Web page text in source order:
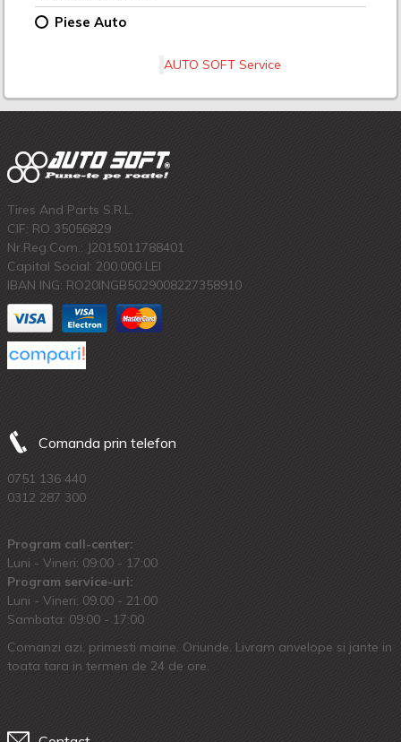
Piese Auto
AUTO SOFT Service
Tires And Parts S.R.L.
CIF: RO 35056829
Nr.Reg.Com.: J2015011788401
Capital Social: 200.000 LEI
IBAN ING: RO20INGB5029008227358910
Comanda prin telefon
0751 136 440
0312 287 300
Program call-center:
Luni - Vineri: 09:00 - 17:00
Program service-uri:
Luni - Vineri: 09.00 - 21:00
Sambata: 09:00 - 17:00
Comanzi azi, primesti maine. Oriunde. Livram anvelope si jante in
toata tara in termen de 24 de ore.